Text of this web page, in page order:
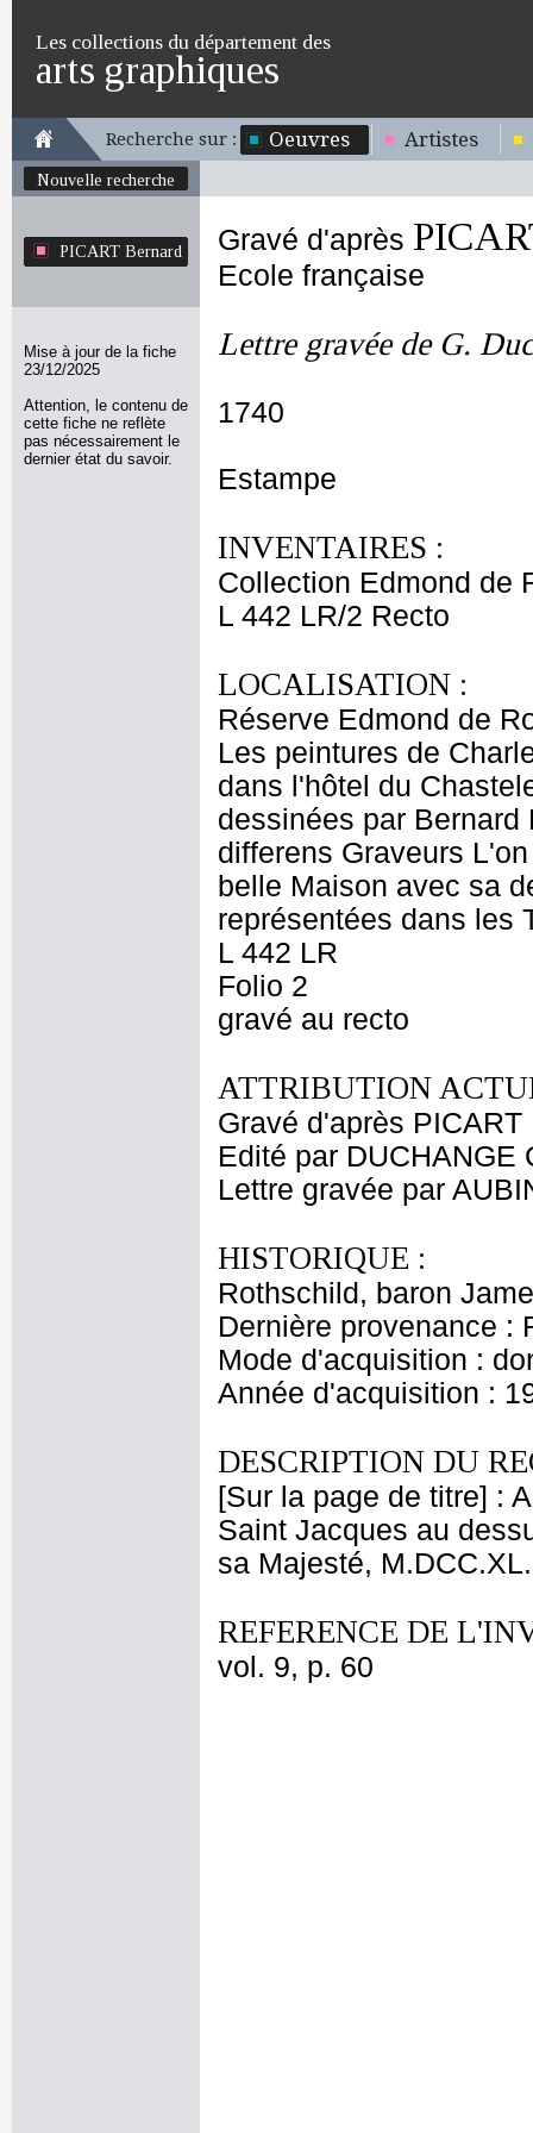
Les collections du département des
arts graphiques
Recherche sur : Oeuvres Artistes
Nouvelle recherche
PICART Bernard
Mise à jour de la fiche
23/12/2025
Attention, le contenu de
cette fiche ne reflète
pas nécessairement le
dernier état du savoir.
Gravé d'après
Ecole française
Lettre gravée de G.
1740
Estampe
INVENTAIRES :
Collection Edmond de
L 442 LR/2 Recto
LOCALISATION :
Réserve Edmond de
Les peintures de
dans l'hôtel du
dessinées par Bernard
differens Graveurs
belle Maison avec sa
représentées dans les
L 442 LR
Folio 2
gravé au recto
ATTRIBUTION
Gravé d'après PICART
Edité par DUCHANGE
Lettre gravée par
HISTORIQUE :
Rothschild, baron
Dernière provenance :
Mode d'acquisition :
Année d'acquisition :
DESCRIPTION DU
[Sur la page de titre] :
Saint Jacques au
sa Majesté,
REFERENCE DE
vol. 9, p. 60